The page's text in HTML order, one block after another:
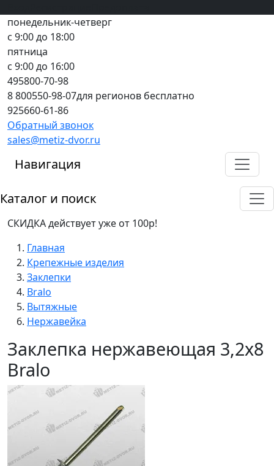
понедельник-четверг
с 9:00 до 18:00
пятница
с 9:00 до 16:00
495800-70-98
8 800550-98-07для регионов бесплатно
925660-61-86
Обратный звонок
sales@metiz-dvor.ru
Навигация
Каталог и поиск
СКИДКА действует уже от 100р!
Главная
Крепежные изделия
Заклепки
Bralo
Вытяжные
Нержавейка
Заклепка нержавеющая 3,2х8
Bralo